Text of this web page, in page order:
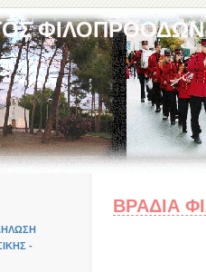
ΦΙΛΟΠΡΟΟΔΩΝ
ΒΡΑΔΙΑ
-